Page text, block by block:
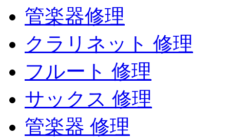
管楽器修理
クラリネット 修理
フルート 修理
サックス 修理
管楽器 修理